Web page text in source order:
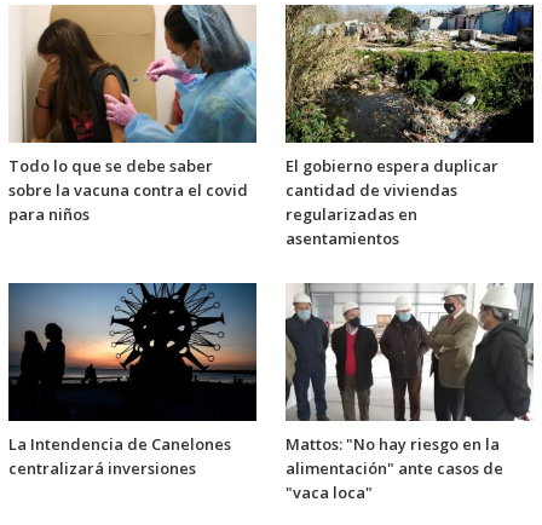
Todo lo que se debe saber
sobre la vacuna contra el covid
para niños
El gobierno espera duplicar
cantidad de viviendas
regularizadas en
asentamientos
La Intendencia de Canelones
centralizará inversiones
Mattos: "No hay riesgo en la
alimentación" ante casos de
"vaca loca"